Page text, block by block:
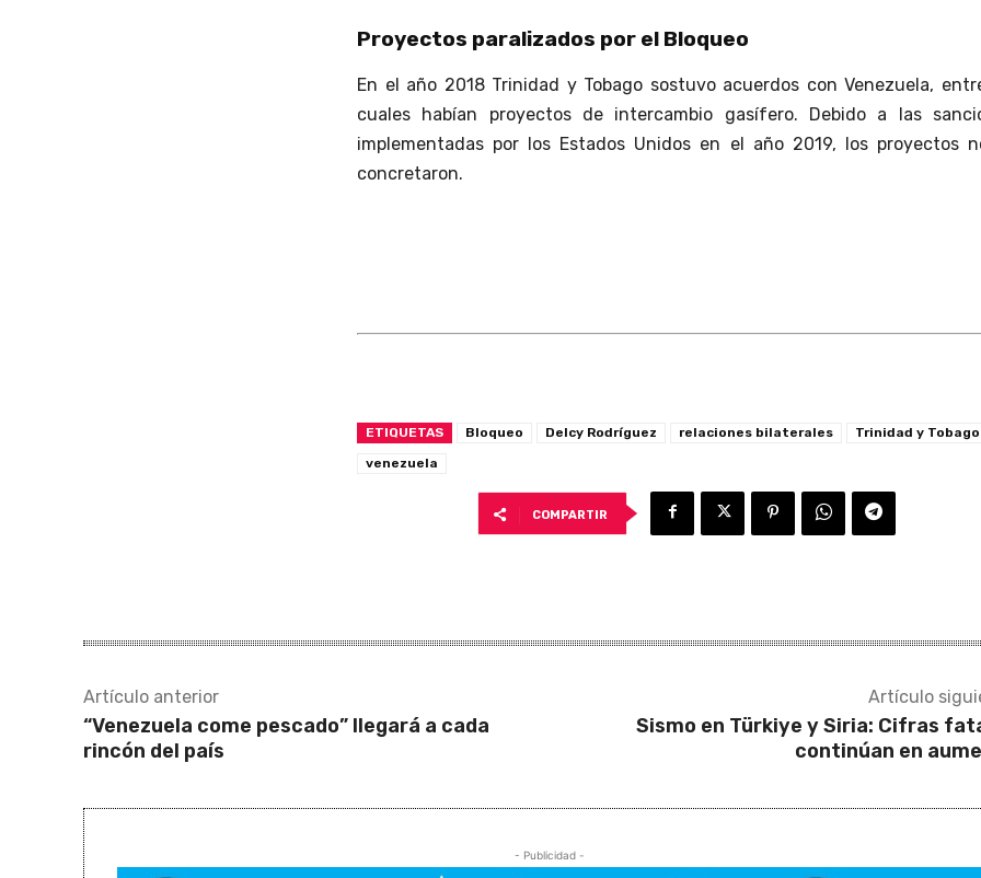
Proyectos paralizados por el Bloqueo
En el año 2018 Trinidad y Tobago sostuvo acuerdos con Venezuela,
cuales habían proyectos de intercambio gasífero. Debido a las
implementadas por los Estados Unidos en el año 2019, los proyectos
concretaron.
ETIQUETAS Bloqueo Delcy Rodríguez relaciones bilaterales
Trinidad y Tobago
venezuela
COMPARTIR
Artículo anterior
“Venezuela come pescado” llegará a cada
rincón del país
Artículo
Sismo en Türkiye y Siria: Cifras
continúan en
- Publicidad -